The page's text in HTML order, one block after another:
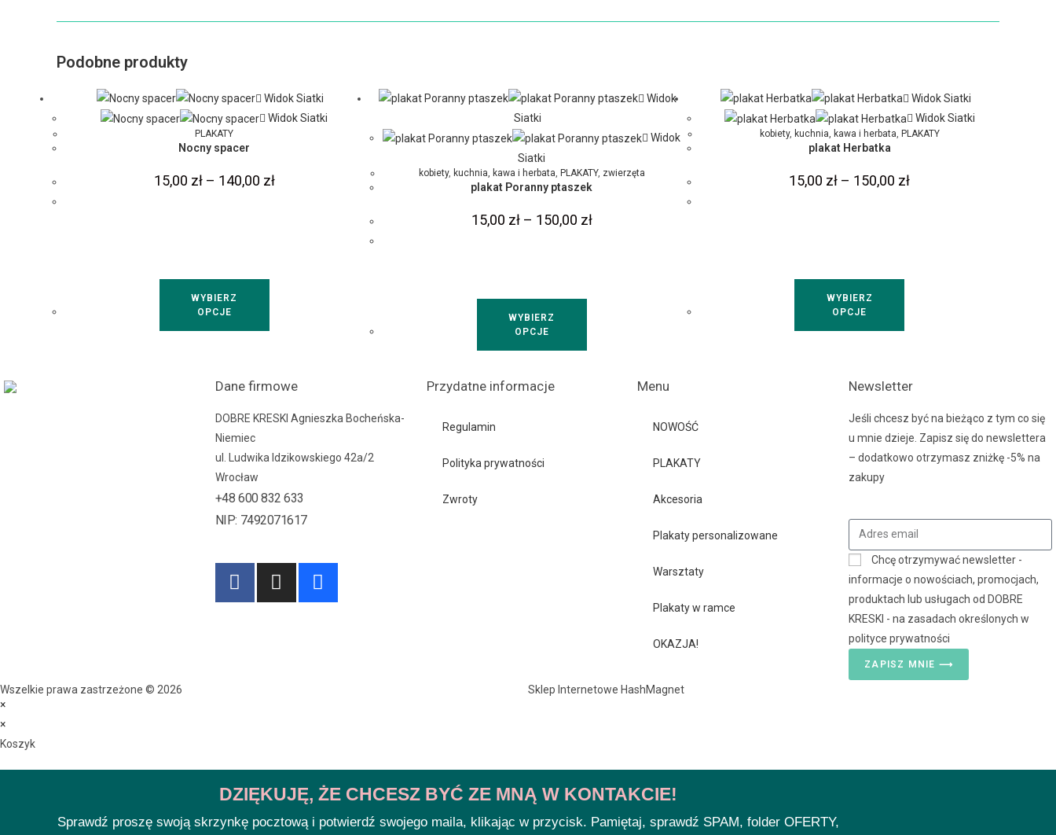
Podobne produkty
Widok Siatki
Widok Siatki
PLAKATY
Nocny spacer
15,00 zł – 140,00 zł
WYBIERZ
OPCJE
Widok
Siatki
Widok
Siatki
kobiety, kuchnia, kawa i herbata, PLAKATY, zwierzęta
plakat Poranny ptaszek
15,00 zł – 150,00 zł
WYBIERZ
OPCJE
Widok Siatki
Widok Siatki
kobiety, kuchnia, kawa i herbata, PLAKATY
plakat Herbatka
15,00 zł – 150,00 zł
WYBIERZ
OPCJE
Dane firmowe
DOBRE KRESKI Agnieszka Bocheńska-
Niemiec
ul. Ludwika Idzikowskiego 42a/2
Wrocław
+48 600 832 633
NIP: 7492071617
Przydatne informacje
Regulamin
Polityka prywatności
Zwroty
Menu
NOWOŚĆ
PLAKATY
Akcesoria
Plakaty personalizowane
Warsztaty
Plakaty w ramce
OKAZJA!
Newsletter
Jeśli chcesz być na bieżąco z tym co się
u mnie dzieje. Zapisz się do newslettera
– dodatkowo otrzymasz zniżkę -5% na
zakupy
Chcę otrzymywać newsletter -
informacje o nowościach, promocjach,
produktach lub usługach od DOBRE
KRESKI - na zasadach określonych w
polityce prywatności
ZAPISZ MNIE ⟶
Wszelkie prawa zastrzeżone © 2026
Sklep Internetowe HashMagnet
×
×
Koszyk
DZIĘKUJĘ, ŻE CHCESZ BYĆ ZE MNĄ W KONTAKCIE!
Sprawdź proszę swoją skrzynkę pocztową i potwierdź swojego maila, klikając w przycisk. Pamiętaj, sprawdź SPAM, folder OFERTY,